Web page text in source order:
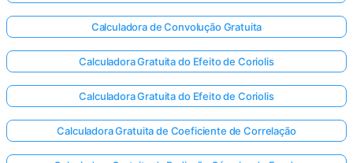
Calculadora de Convolução Gratuita
Calculadora Gratuita do Efeito de Coriolis
Calculadora Gratuita do Efeito de Coriolis
Calculadora Gratuita de Coeficiente de Correlação